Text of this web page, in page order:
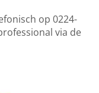
op 0224-
via de